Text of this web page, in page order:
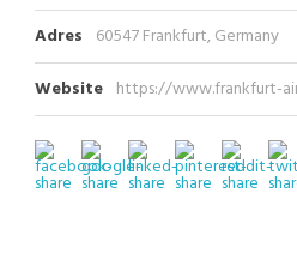
Adres 60547 Frankfurt, Germany
Website https://www.frankfurt-